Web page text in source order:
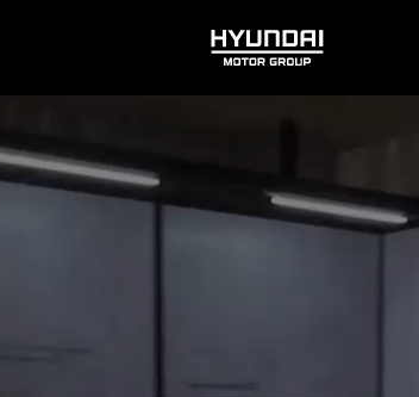
HYUNDAI
MOTOR